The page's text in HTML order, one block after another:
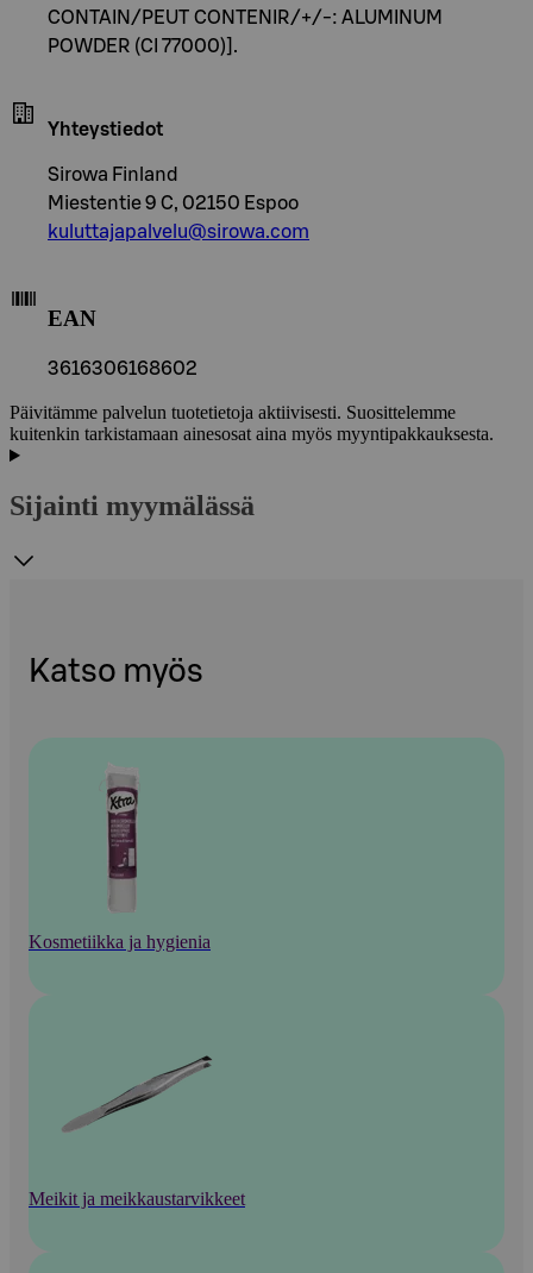
CONTAIN/PEUT CONTENIR/+/-: ALUMINUM
POWDER (CI 77000)].
Yhteystiedot
Sirowa Finland
Miestentie 9 C, 02150 Espoo
kuluttajapalvelu@sirowa.com
EAN
3616306168602
Päivitämme palvelun tuotetietoja aktiivisesti. Suosittelemme
kuitenkin tarkistamaan ainesosat aina myös myyntipakkauksesta.
Sijainti myymälässä
Katso myös
Kosmetiikka ja hygienia
Meikit ja meikkaustarvikkeet